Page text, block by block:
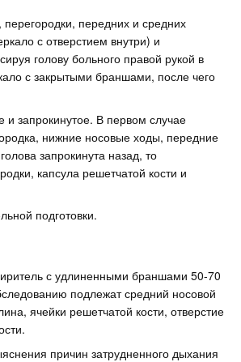
передних и средних
с отверстием внутри) и
голову больного правой рукой в
с закрытыми браншами, после чего
запрокинутое. В первом случае
нижние носовые ходы, передние
запрокинута назад, то
капсула решетчатой кости и
подготовки.
с удлиненными браншами 50-70
подлежат средний носовой
ячейки решетчатой кости, отверстие
причин затрудненного дыхания